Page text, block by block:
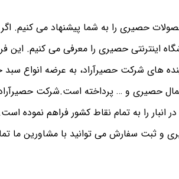
حصیری را به شما پیشنهاد می کنیم. اگر
اینترنتی حصیری را معرفی می کنیم. این
های شرکت حصیرآراد، به عرضه انواع
حصیری و … پرداخته است.شرکت
را به تمام نقاط کشور فراهم نموده
و ثبت سفارش می توانید با مشاورین ما